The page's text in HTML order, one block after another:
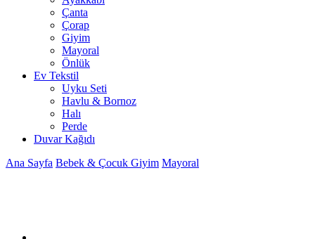
Çanta
Çorap
Giyim
Mayoral
Önlük
Ev Tekstil
Uyku Seti
Havlu & Bornoz
Halı
Perde
Duvar Kağıdı
Ana Sayfa Bebek & Çocuk Giyim Mayoral